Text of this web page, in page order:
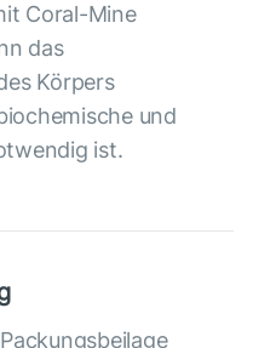
Coral-Mine
das
Körpers
und
ist.